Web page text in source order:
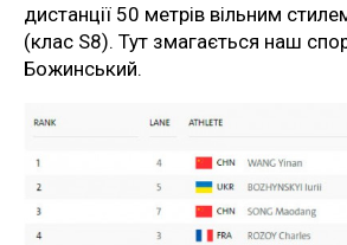
дистанції 50 метрів вільним
(клас S8). Тут змагається наш
Божинський.